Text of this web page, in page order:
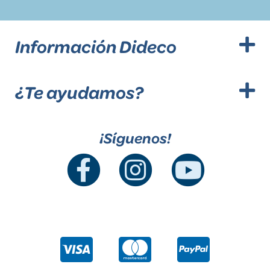
Información Dideco
¿Te ayudamos?
¡Síguenos!